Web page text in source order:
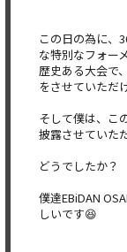
この日の為に、
な特別なフォー
歴史ある大会で
をさせていただ
そして僕は、こ
披露させていた
どうでしたか？
僕達EBiDAN
しいです😆